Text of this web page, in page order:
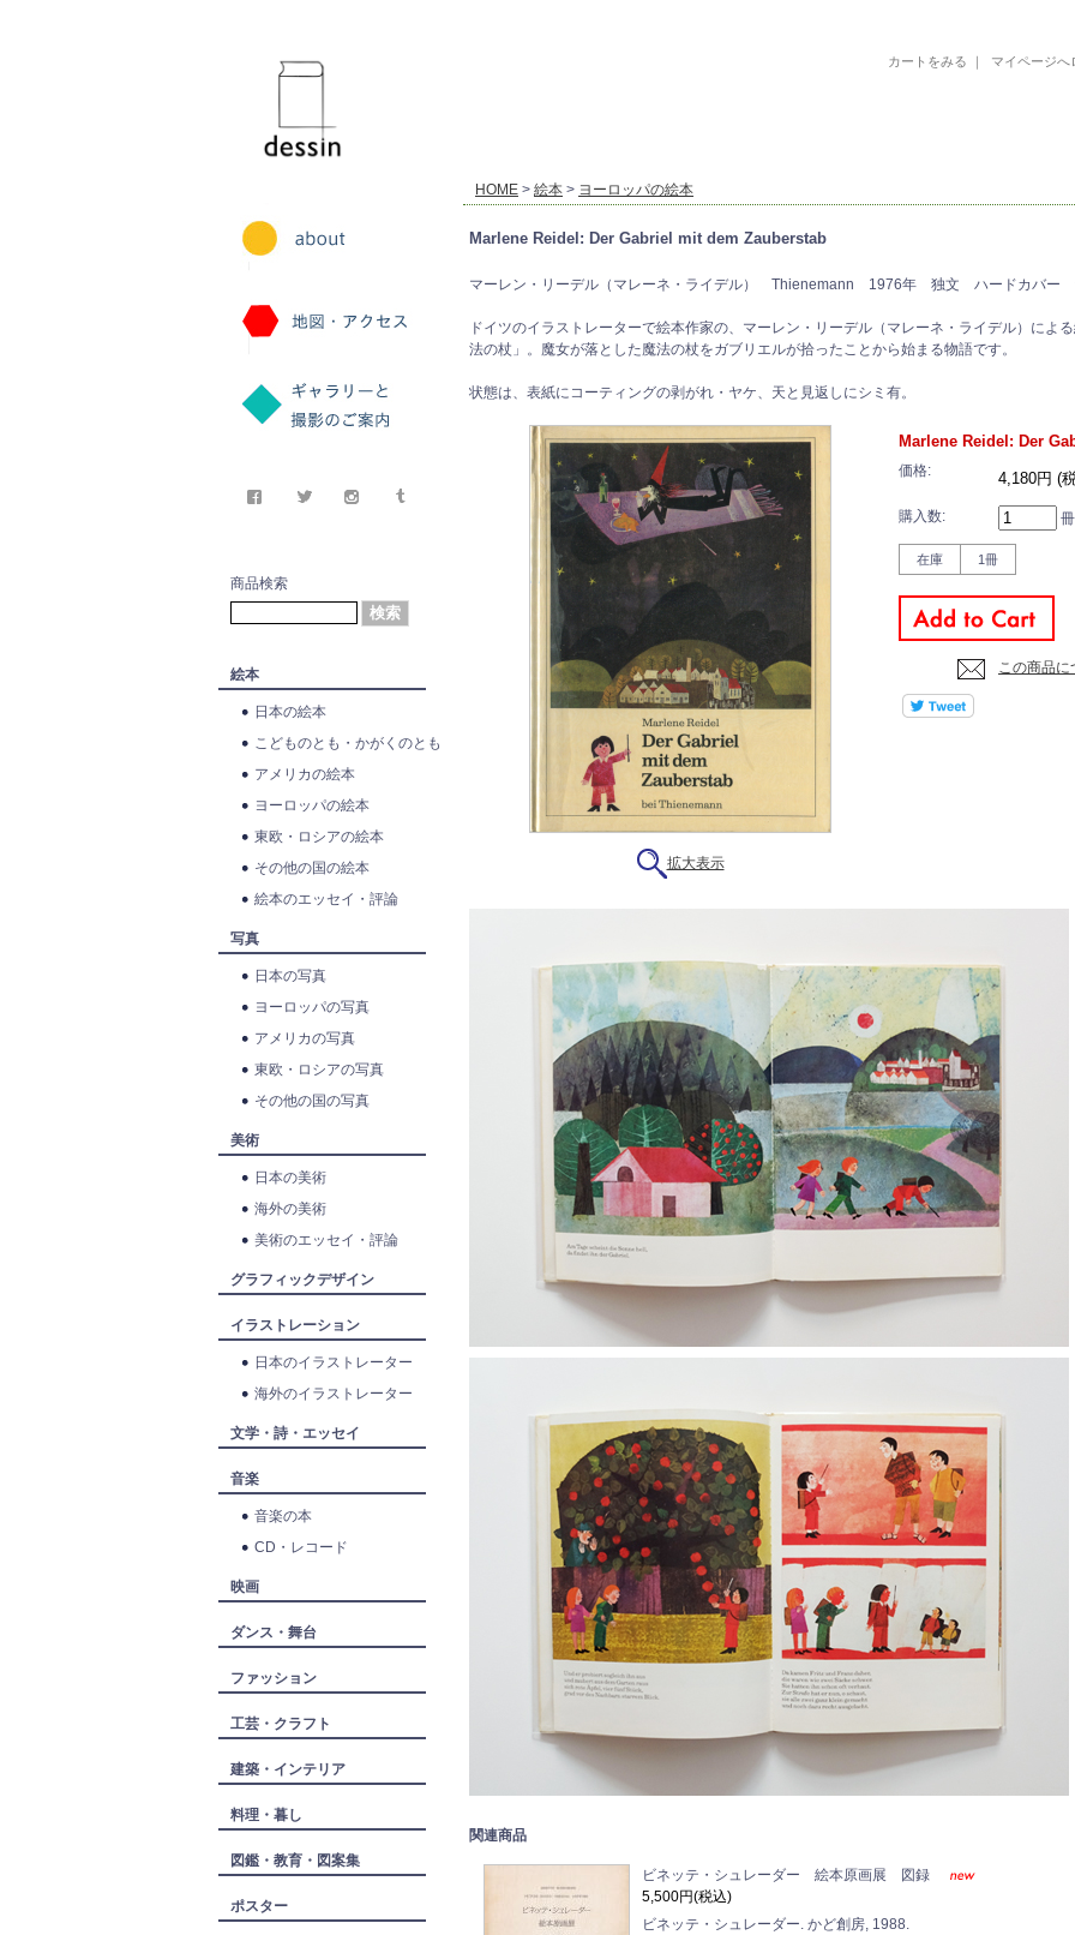
カートをみる ｜ マイページへ
商品検索
絵本
日本の絵本
こどものとも・かがくのとも
アメリカの絵本
ヨーロッパの絵本
東欧・ロシアの絵本
その他の国の絵本
絵本のエッセイ・評論
写真
日本の写真
ヨーロッパの写真
アメリカの写真
東欧・ロシアの写真
その他の国の写真
美術
日本の美術
海外の美術
美術のエッセイ・評論
グラフィックデザイン
イラストレーション
日本のイラストレーター
海外のイラストレーター
文学・詩・エッセイ
音楽
音楽の本
CD・レコード
映画
ダンス・舞台
ファッション
工芸・クラフト
建築・インテリア
料理・暮し
図鑑・教育・図案集
ポスター
HOME > 絵本 > ヨーロッパの絵本
Marlene Reidel: Der Gabriel mit dem Zauberstab
マーレン・リーデル（マレーネ・ライデル） Thienemann 1976年 独文 ハードカバー
ドイツのイラストレーターで絵本作家の、マーレン・リーデル（マレーネ・ライデル）によ
法の杖」。魔女が落とした魔法の杖をガブリエルが拾ったことから始まる物語です。
状態は、表紙にコーティングの剥がれ・ヤケ、天と見返しにシミ有。
拡大表示
Marlene Reidel: Der
価格: 4,180円 (
購入数: 冊
在庫 1冊
この商品に
関連商品
ビネッテ・シュレーダー 絵本原画展 図録
5,500円(税込)
ビネッテ・シュレーダー. かど創房, 1988.